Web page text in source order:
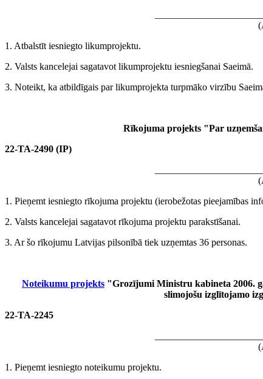
1. Atbalstīt iesniegto likumprojektu.
2. Valsts kancelejai sagatavot likumprojektu iesniegšanai Saeimā.
3. Noteikt, ka atbildīgais par likumprojekta turpmāko virzību
Rīkojuma projekts "Par
22-TA-2490 (IP)
1. Pieņemt iesniegto rīkojuma projektu (ierobežotas pieejamības
2. Valsts kancelejai sagatavot rīkojuma projektu parakstīšanai.
3. Ar šo rīkojumu Latvijas pilsonībā tiek uzņemtas 36 personas.
Noteikumu projekts "Grozījumi Ministru kabineta 2006.
slimojošu izglītojamo
22-TA-2245
1. Pieņemt iesniegto noteikumu projektu.